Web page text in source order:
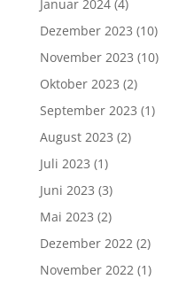
Januar 2024(4)
Dezember 2023 (10)
November 2023 (10)
Oktober 2023 (2)
September 2023 (1)
August 2023 (2)
Juli 2023 (1)
Juni 2023 (3)
Mai 2023 (2)
Dezember 2022(2)
November 2022(1)